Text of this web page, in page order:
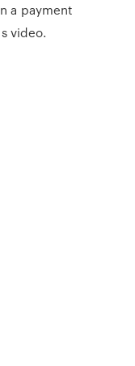
a payment
video.